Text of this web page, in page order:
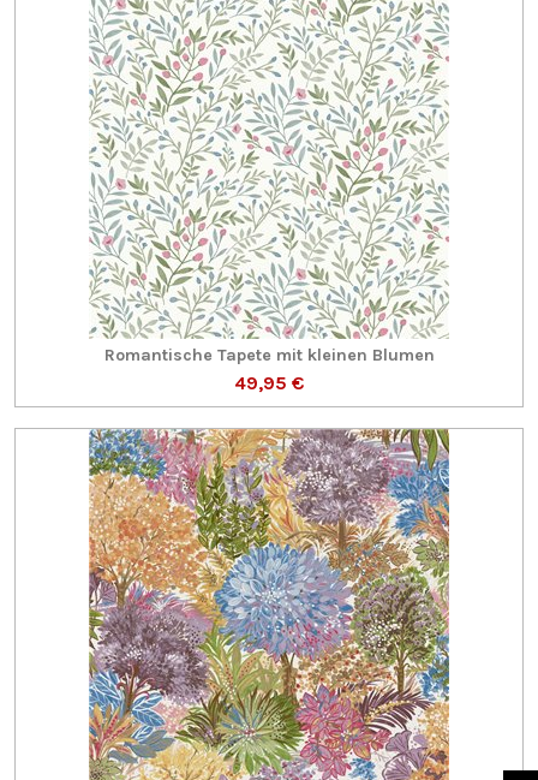
Romantische Tapete mit kleinen Blumen
49,95 €